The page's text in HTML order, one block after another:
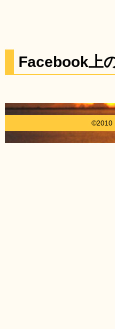
Facebook上
©2010